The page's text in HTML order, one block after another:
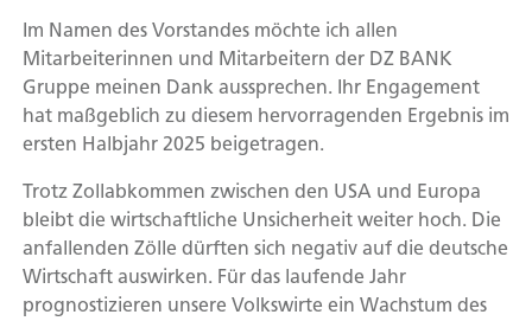
Im Namen des Vorstandes möchte ich allen
Mitarbeiterinnen und Mitarbeitern der DZ BANK
Gruppe meinen Dank aussprechen. Ihr Engagement
hat maßgeblich zu diesem hervorragenden Ergebnis im
ersten Halbjahr 2025 beigetragen.
Trotz Zollabkommen zwischen den USA und Europa
bleibt die wirtschaftliche Unsicherheit weiter hoch. Die
anfallenden Zölle dürften sich negativ auf die deutsche
Wirtschaft auswirken. Für das laufende Jahr
prognostizieren unsere Volkswirte ein Wachstum des